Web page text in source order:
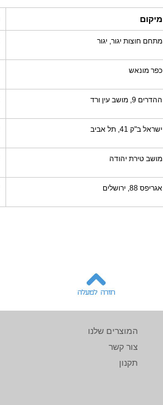
מיקום
מתחם חוצות יגור, יגור
כפר מונאש
ההדרים 9, מושב עין ורד
ישראל ב"ק 41, תל אביב
מושב טירת יהודה
אגריפס 88, ירושלים
המוצרים שלנו
צור קשר
תקנון